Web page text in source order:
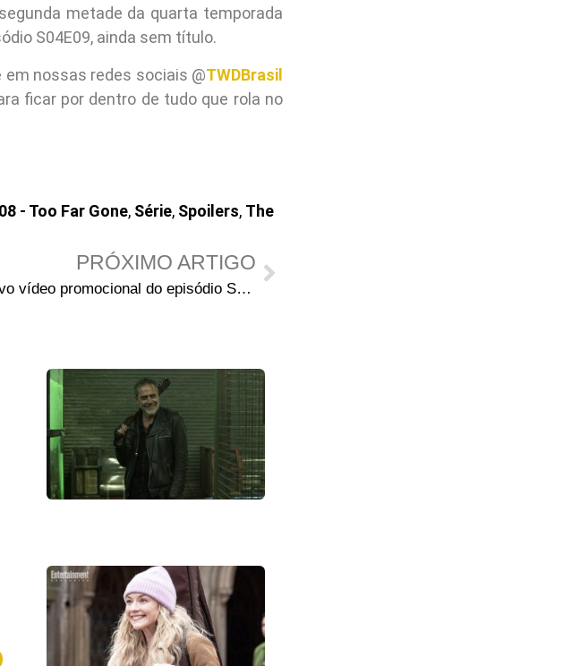
metade da quarta temporada
S04E09, ainda sem título.
em nossas redes sociais @TWDBrasil
ficar por dentro de tudo que rola no
- Too Far Gone, Série, Spoilers, The
PRÓXIMO ARTIGO
Novo vídeo promocional do episódio S04E08 – “Too Far Gone” divulgado pela FOX Nova Zelândia